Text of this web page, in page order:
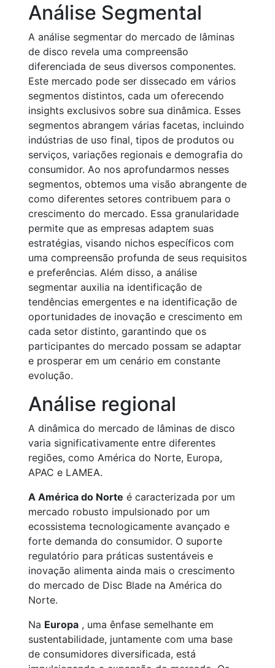
Análise Segmental
A análise segmentar do mercado de lâminas
de disco revela uma compreensão
diferenciada de seus diversos componentes.
Este mercado pode ser dissecado em vários
segmentos distintos, cada um oferecendo
insights exclusivos sobre sua dinâmica. Esses
segmentos abrangem várias facetas, incluindo
indústrias de uso final, tipos de produtos ou
serviços, variações regionais e demografia do
consumidor. Ao nos aprofundarmos nesses
segmentos, obtemos uma visão abrangente de
como diferentes setores contribuem para o
crescimento do mercado. Essa granularidade
permite que as empresas adaptem suas
estratégias, visando nichos específicos com
uma compreensão profunda de seus requisitos
e preferências. Além disso, a análise
segmentar auxilia na identificação de
tendências emergentes e na identificação de
oportunidades de inovação e crescimento em
cada setor distinto, garantindo que os
participantes do mercado possam se adaptar
e prosperar em um cenário em constante
evolução.
Análise regional
A dinâmica do mercado de lâminas de disco
varia significativamente entre diferentes
regiões, como América do Norte, Europa,
APAC e LAMEA.
A América do Norte é caracterizada por um
mercado robusto impulsionado por um
ecossistema tecnologicamente avançado e
forte demanda do consumidor. O suporte
regulatório para práticas sustentáveis e
inovação alimenta ainda mais o crescimento
do mercado de Disc Blade na América do
Norte.
Na Europa , uma ênfase semelhante em
sustentabilidade, juntamente com uma base
de consumidores diversificada, está